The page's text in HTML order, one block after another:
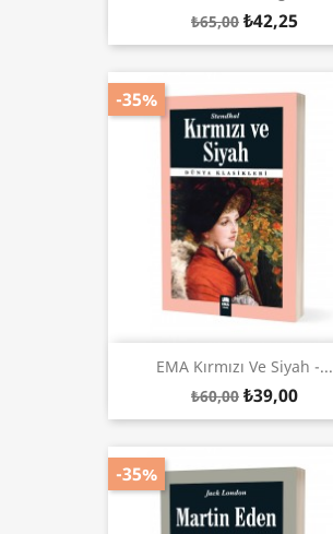
₺65,00 ₺42,25
EMA Kırmızı Ve Siyah -...
₺60,00 ₺39,00
-35%
-35%